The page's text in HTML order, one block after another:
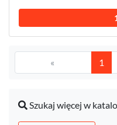
« 1
Szukaj więcej w